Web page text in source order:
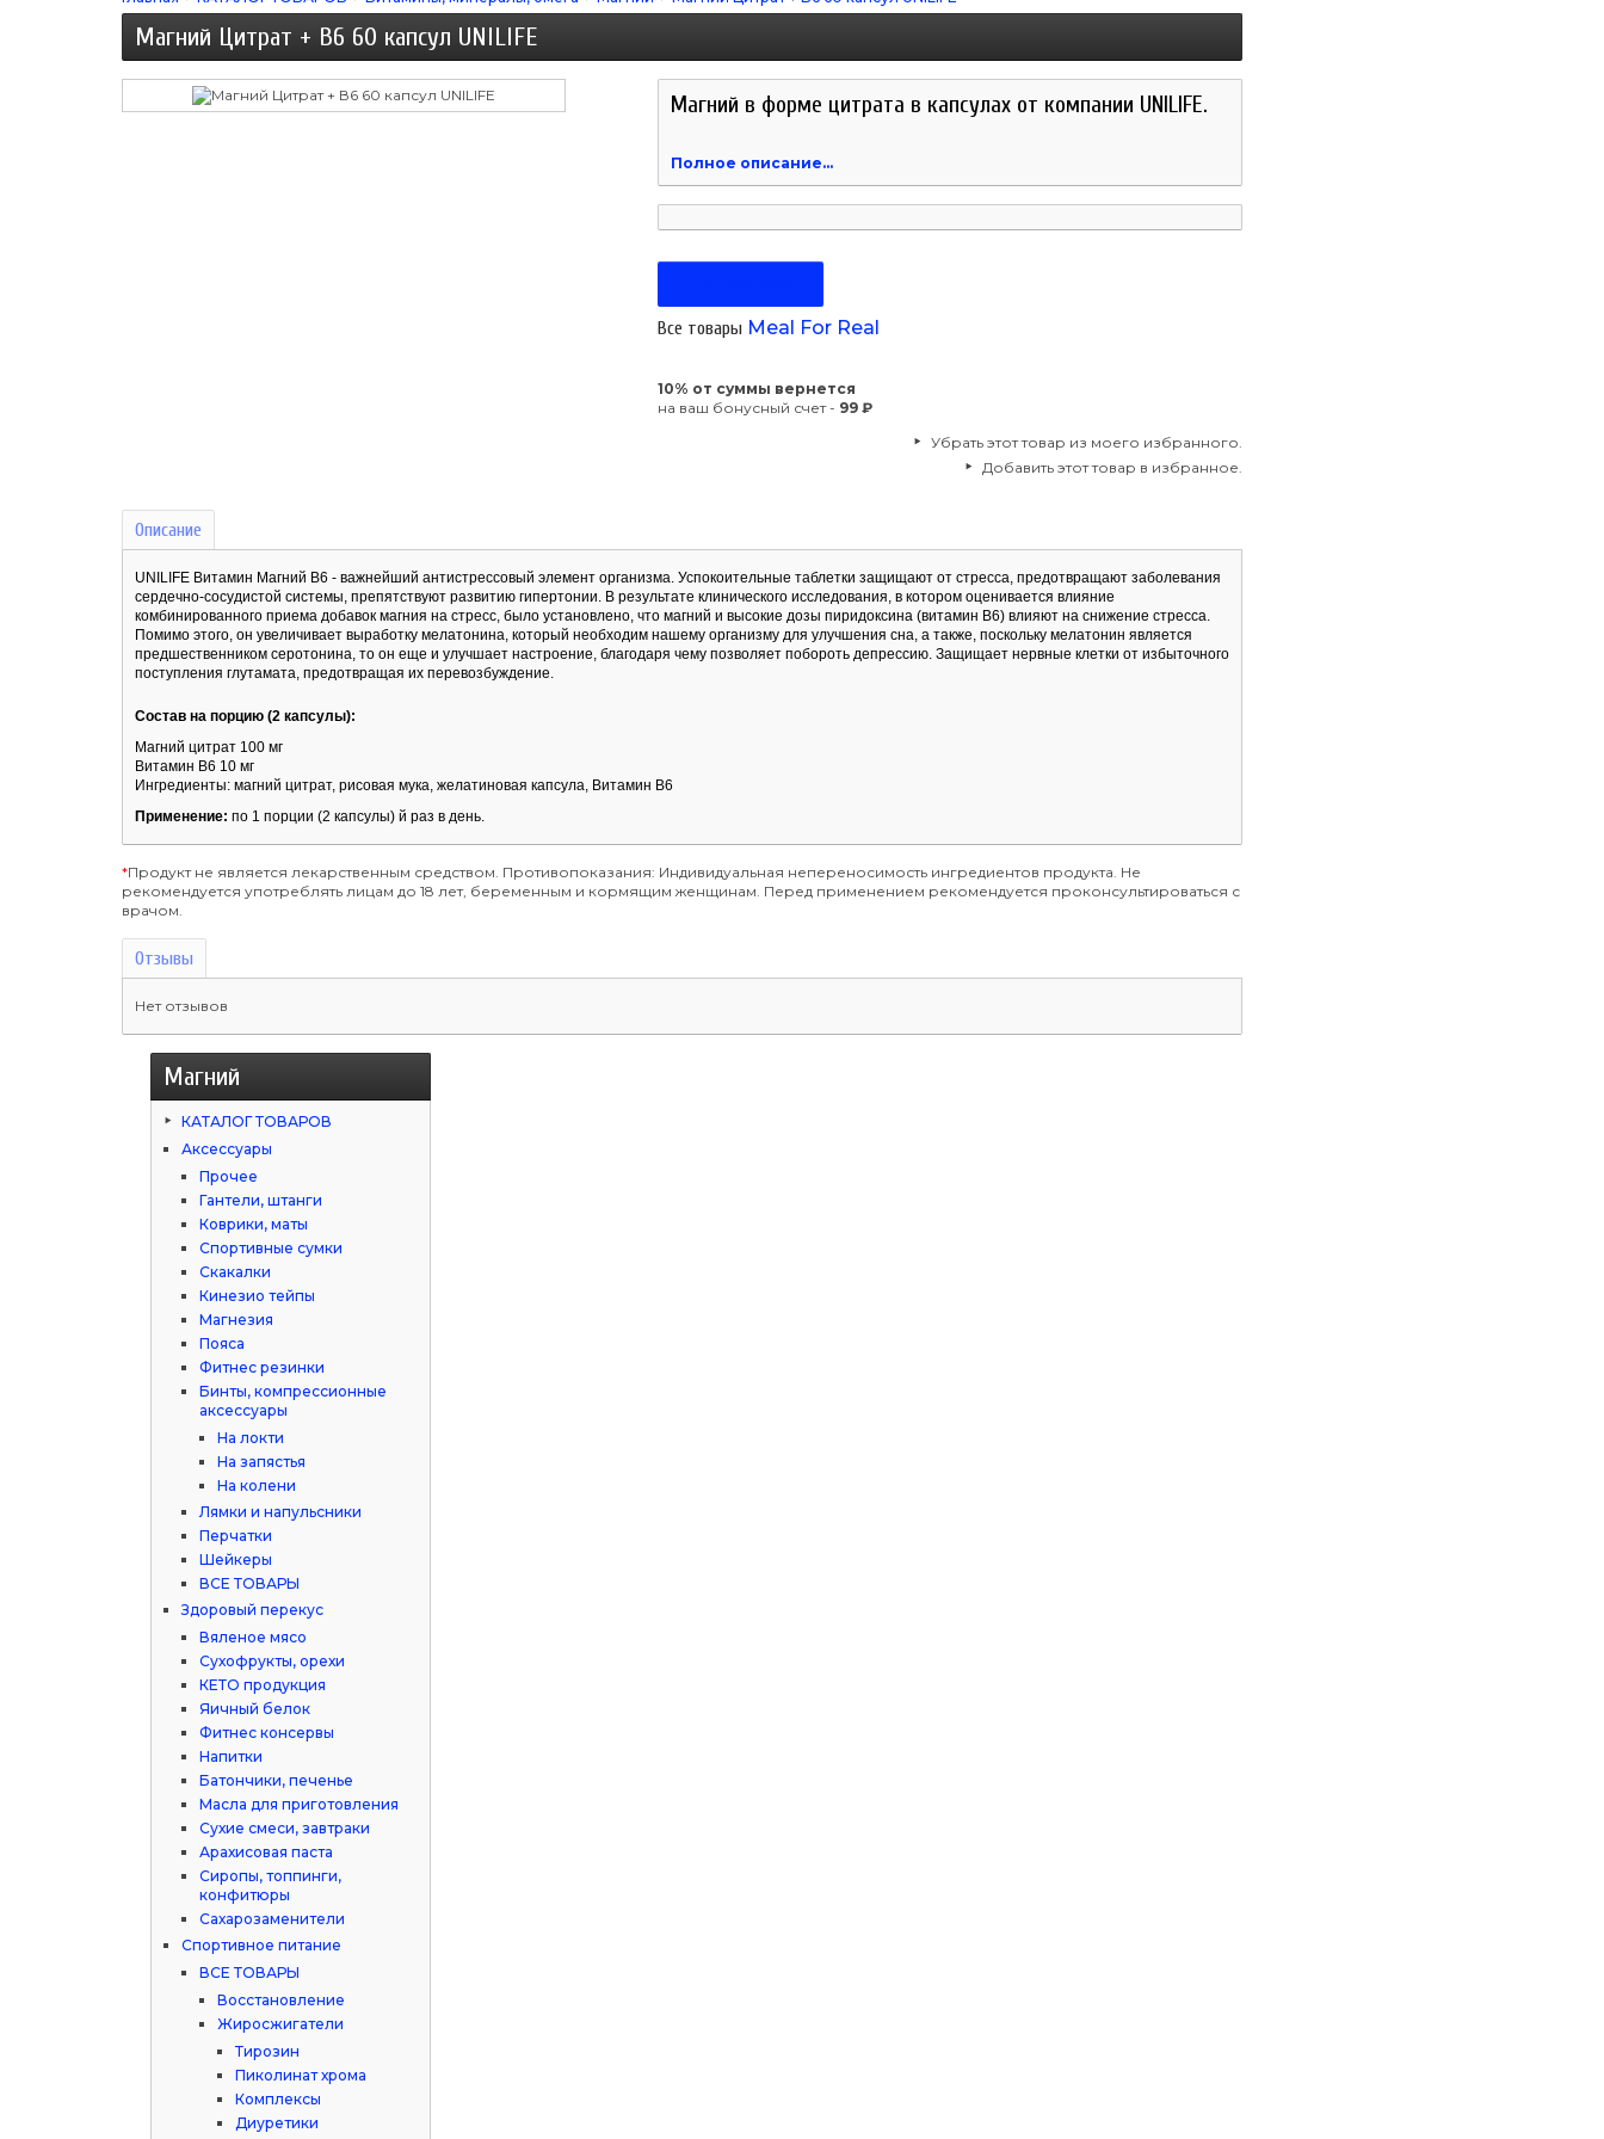
Магний Цитрат + В6 60 капсул UNILIFE
Магний в форме цитрата в капсулах от компании UNILIFE.
Полное описание...
Все товары Meal For Real
10% от суммы вернется
на ваш бонусный счет - 99 ₽
Убрать этот товар из моего избранного.
Добавить этот товар в избранное.
Описание
UNILIFE Витамин Магний B6 - важнейший антистрессовый элемент организма. Успокоительные таблетки защищают от стресса, предотвращают заболевания
сердечно-сосудистой системы, препятствуют развитию гипертонии. В результате клинического исследования, в котором оценивается влияние
комбинированного приема добавок магния на стресс, было установлено, что магний и высокие дозы пиридоксина (витамин B6) влияют на снижение стресса.
Помимо этого, он увеличивает выработку мелатонина, который необходим нашему организму для улучшения сна, а также, поскольку мелатонин является
предшественником серотонина, то он еще и улучшает настроение, благодаря чему позволяет побороть депрессию. Защищает нервные клетки от избыточного
поступления глутамата, предотвращая их перевозбуждение.
Состав на порцию (2 капсулы):
Магний цитрат 100 мг
Витамин В6 10 мг
Ингредиенты: магний цитрат, рисовая мука, желатиновая капсула, Витамин В6
Применение: по 1 порции (2 капсулы) й раз в день.
*Продукт не является лекарственным средством. Противопоказания: Индивидуальная непереносимость ингредиентов продукта. Не
рекомендуется употреблять лицам до 18 лет, беременным и кормящим женщинам. Перед применением рекомендуется проконсультироваться с
врачом.
Отзывы
Нет отзывов
Магний
КАТАЛОГ ТОВАРОВ
Аксессуары
Прочее
Гантели, штанги
Коврики, маты
Спортивные сумки
Скакалки
Кинезио тейпы
Магнезия
Пояса
Фитнес резинки
Бинты, компрессионные
аксессуары
На локти
На запястья
На колени
Лямки и напульсники
Перчатки
Шейкеры
ВСЕ ТОВАРЫ
Здоровый перекус
Вяленое мясо
Сухофрукты, орехи
КЕТО продукция
Яичный белок
Фитнес консервы
Напитки
Батончики, печенье
Масла для приготовления
Сухие смеси, завтраки
Арахисовая паста
Сиропы, топпинги,
конфитюры
Сахарозаменители
Спортивное питание
ВСЕ ТОВАРЫ
Восстановление
Жиросжигатели
Тирозин
Пиколинат хрома
Комплексы
Диуретики